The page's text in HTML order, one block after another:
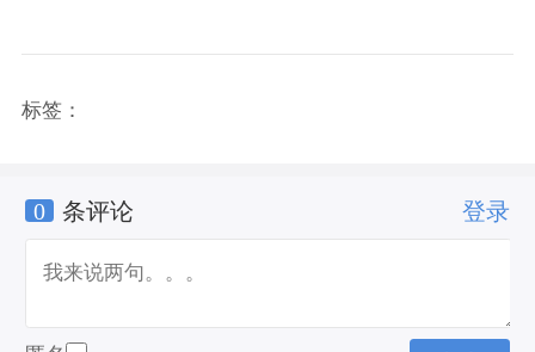
标签：
0 条评论 登录